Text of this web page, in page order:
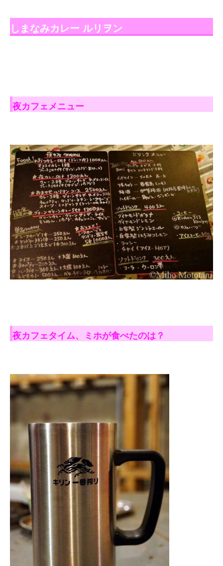
しまなみカレー ルリヲン
夜カフェメニュー
夜カフェタイム、ミホが食べたのは？